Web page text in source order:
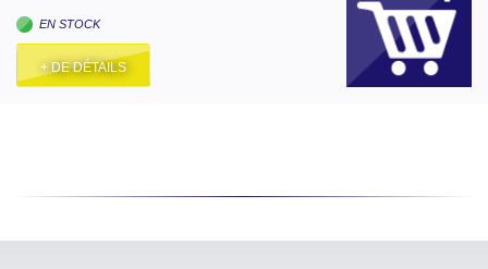
EN STOCK
+ DE DÉTAILS